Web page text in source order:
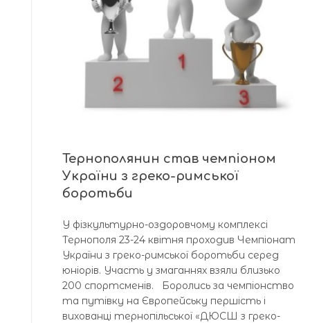
Тернополянин став чемпіоном
України з греко-римської
боротьби
У фізкультурно-оздоровчому комплексі
Тернополя 23-24 квітня проходив Чемпіонат
України з греко-римської боротьби серед
юніорів. Участь у змаганнях взяли близько
200 спортсменів. Боролись за чемпіонство
та путівку на Європейську першість і
вихованці тернопільської «ДЮСШ з греко-